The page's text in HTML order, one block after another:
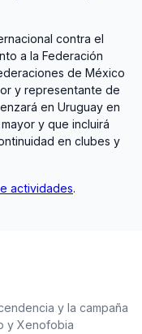
contra el
a la Federación
de México
y representante de
en Uruguay en
y que incluirá
en clubes y
actividades.
y la campaña
y Xenofobia